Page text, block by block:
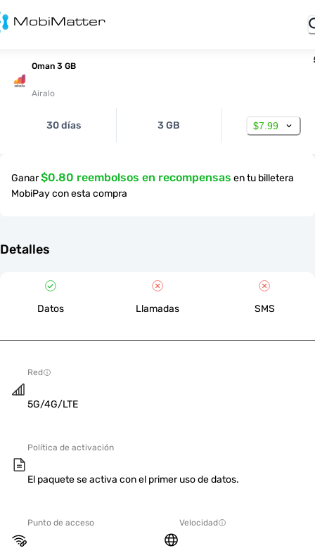
Oman 3 GB
Airalo
30 días 3 GB $7.99
Ganar$0.80 reembolsos en recompensas en tu billetera
MobiPay con esta compra
Detalles
Datos Llamadas SMS
Red
5G/4G/LTE
Política de activación
El paquete se activa con el primer uso de datos.
Punto de acceso Velocidad